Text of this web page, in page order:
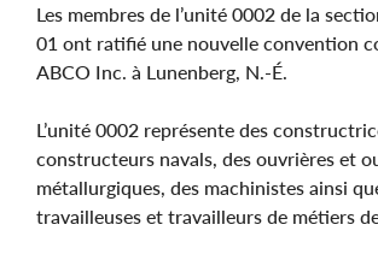
Les membres de l’unité 0002 de la
01 ont ratifié une nouvelle convention
ABCO Inc. à Lunenberg, N.-É.
L’unité 0002 représente des
constructeurs navals, des ouvrières et
métallurgiques, des machinistes ainsi
travailleuses et travailleurs de métiers